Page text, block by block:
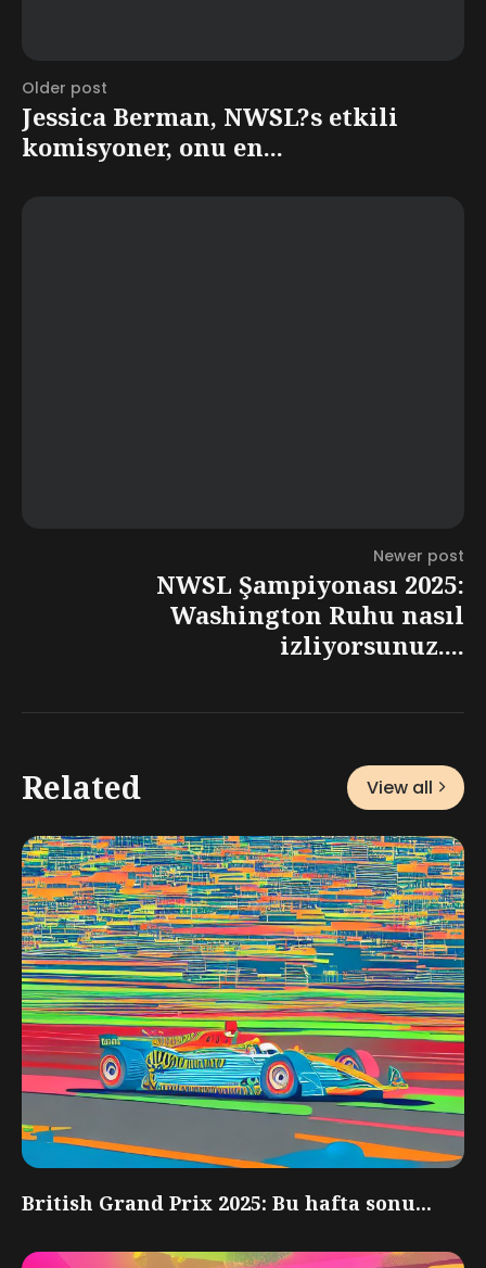
Older post
Jessica Berman, NWSL?s etkili
komisyoner, onu en...
Newer post
NWSL Şampiyonası 2025:
Washington Ruhu nasıl
izliyorsunuz....
Related View all
British Grand Prix 2025: Bu hafta sonu...